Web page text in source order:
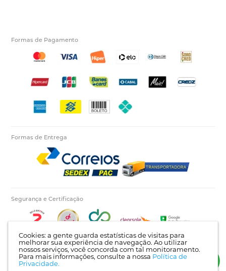
Cookies: a gente guarda estatísticas de visitas para
melhorar sua experiência de navegação. Ao utilizar
nossos serviços, você concorda com tal monitoramento.
Para mais informações, consulte a nossa Política de
Privacidade.
Formas de Pagamento
Formas de Entrega
Segurança e Certificação
Autopecas Tiete LTDA - CNPJ: 60.840.768/0001-03 | Rua Itajaí, 624 - Bairro Tietê |
Londrina - PR | CEP: 86025-450 |